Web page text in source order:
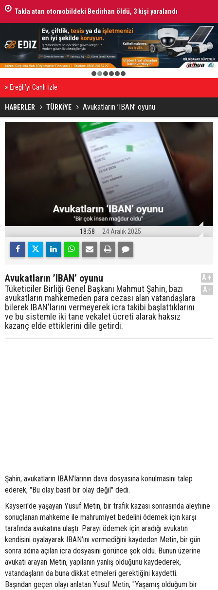
Takla atan otomobildeki Bedirhan öldü, 3 kişi yaralandı
2 3 4 5 6
Ereğli’yi Canlı İzle
HABERLER TÜRKİYE Avukatların ’IBAN’ oyunu
18:58 24 Aralık 2025
Avukatların ’IBAN’ oyunu
Tüketiciler Birliği Genel Başkanı Mahmut Şahin, bazı
avukatların mahkemeden para cezası alan vatandaşlara
bilerek IBAN'larını vermeyerek icra takibi başlattıklarını
ve bu sistemle iki tane vekalet ücreti alarak haksız
kazanç elde ettiklerini dile getirdi.
A+
A-
Şahin, avukatların IBAN'larının dava dosyasına konulmasını talep
ederek, "Bu olay basit bir olay değil" dedi.
Kayseri'de yaşayan Yusuf Metin, bir trafik kazası sonrasında aleyhine
sonuçlanan mahkeme ile mahrumiyet bedelini ödemek için karşı
tarafında avukatına ulaştı. Parayı ödemek için aradığı avukatın
kendisini oyalayarak IBAN'ını vermediğini kaydeden Metin, bir gün
sonra adına açılan icra dosyasını görünce şok oldu. Bunun üzerine
avukatı arayan Metin, yapılanın yanlış olduğunu kaydederek,
vatandaşların da buna dikkat etmeleri gerektiğini kaydetti.
Başından geçen olayı anlatan Yusuf Metin, "Yaşamış olduğum bir